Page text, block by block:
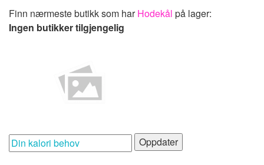
Finn nærmeste butikk som harHodekål på lager:
Ingen butikker tilgjengelig
Oppdater